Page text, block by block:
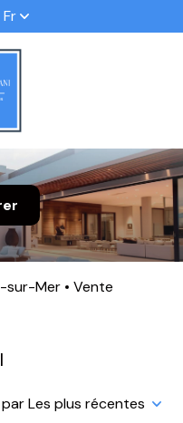
Fr
sur-Mer
Vente
Les plus récentes